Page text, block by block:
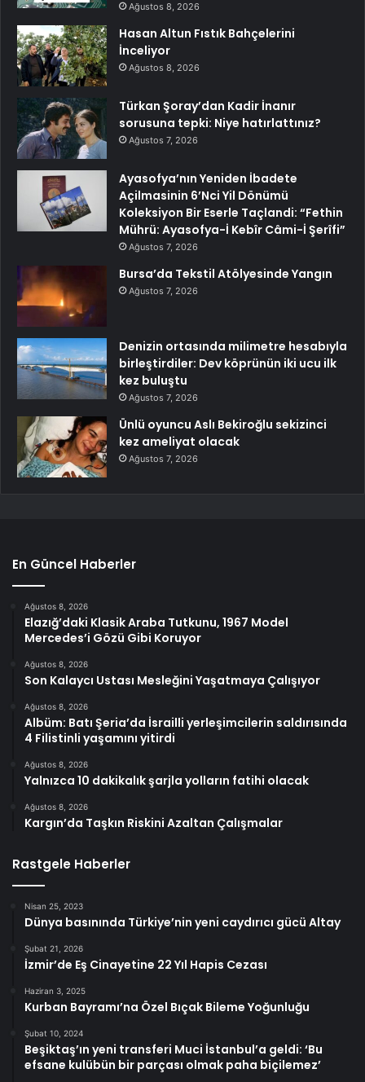
Ağustos 8, 2026
Hasan Altun Fıstık Bahçelerini
İnceliyor
Ağustos 8, 2026
Türkan Şoray’dan Kadir İnanır
sorusuna tepki: Niye hatırlattınız?
Ağustos 7, 2026
Ayasofya’nın Yeniden İbadete
Açilmasinin 6’Nci Yil Dönümü
Koleksiyon Bir Eserle Taçlandi: “Fethin
Mührü: Ayasofya-İ Kebîr Câmi-İ Şerîfi”
Ağustos 7, 2026
Bursa’da Tekstil Atölyesinde Yangın
Ağustos 7, 2026
Denizin ortasında milimetre hesabıyla
birleştirdiler: Dev köprünün iki ucu ilk
kez buluştu
Ağustos 7, 2026
Ünlü oyuncu Aslı Bekiroğlu sekizinci
kez ameliyat olacak
Ağustos 7, 2026
En Güncel Haberler
Ağustos 8, 2026
Elazığ’daki Klasik Araba Tutkunu, 1967 Model
Mercedes’i Gözü Gibi Koruyor
Ağustos 8, 2026
Son Kalaycı Ustası Mesleğini Yaşatmaya Çalışıyor
Ağustos 8, 2026
Albüm: Batı Şeria’da İsrailli yerleşimcilerin saldırısında
4 Filistinli yaşamını yitirdi
Ağustos 8, 2026
Yalnızca 10 dakikalık şarjla yolların fatihi olacak
Ağustos 8, 2026
Kargın’da Taşkın Riskini Azaltan Çalışmalar
Rastgele Haberler
Nisan 25, 2023
Dünya basınında Türkiye’nin yeni caydırıcı gücü Altay
Şubat 21, 2026
İzmir’de Eş Cinayetine 22 Yıl Hapis Cezası
Haziran 3, 2025
Kurban Bayramı’na Özel Bıçak Bileme Yoğunluğu
Şubat 10, 2024
Beşiktaş’ın yeni transferi Muci İstanbul’a geldi: ‘Bu
efsane kulübün bir parçası olmak paha biçilemez’